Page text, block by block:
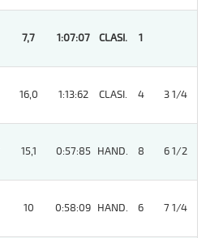
7,7 1:07:07 CLASI. 1
16,0 1:13:62 CLASI. 4 3 1/4
15,1 0:57:85 HAND. 8 6 1/2
10 0:58:09 HAND. 6 7 1/4